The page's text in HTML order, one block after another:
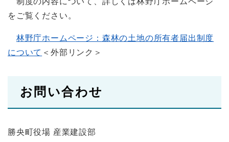
をご覧ください。
林野庁ホームページ：森林の土地の所有者届出制度
について ＜外部リンク＞
お問い合わせ
勝央町役場 産業建設部